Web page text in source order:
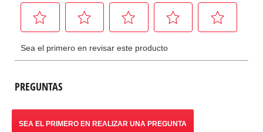
PREGUNTAS
SEA EL PRIMERO EN REALIZAR UNA PREGUNTA